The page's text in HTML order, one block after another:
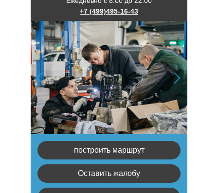
+7 (499)495-16-43
построить маршрут
Оставить жалобу